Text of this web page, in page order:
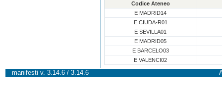
Codice Ateneo
E MADRID14
E CIUDA-R01
E SEVILLA01
E MADRID05
E BARCELO03
E VALENCI02
manifesti v. 3.14.6 / 3.14.6